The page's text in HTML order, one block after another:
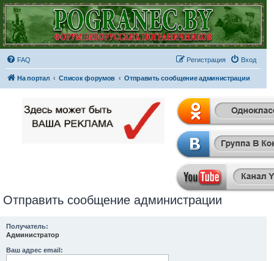
FAQ Вход
Регистрация
На портал Список форумов Отправить сообщение администрации
Отправить сообщение администрации
Получатель:
Администратор
Ваш адрес email: